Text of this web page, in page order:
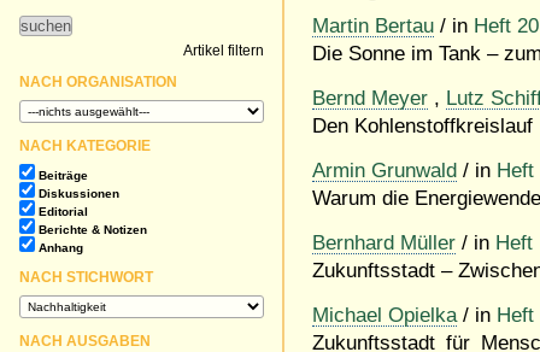
Martin Bertau / in Heft
Die Sonne im Tank –
Bernd Meyer , Lutz
Den Kohlenstoffkreislauf
Armin Grunwald / in Heft
Warum die
Bernhard Müller / in Heft
Zukunftsstadt –
Michael Opielka / in Heft
Zukunftsstadt für
Artikel filtern
NACH ORGANISATION
NACH KATEGORIE
Beiträge
Diskussionen
Editorial
Berichte & Notizen
Anhang
NACH STICHWORT
NACH AUSGABEN